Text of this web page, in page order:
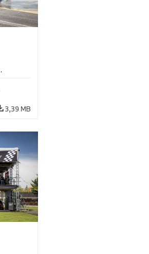
·
3,39 MB